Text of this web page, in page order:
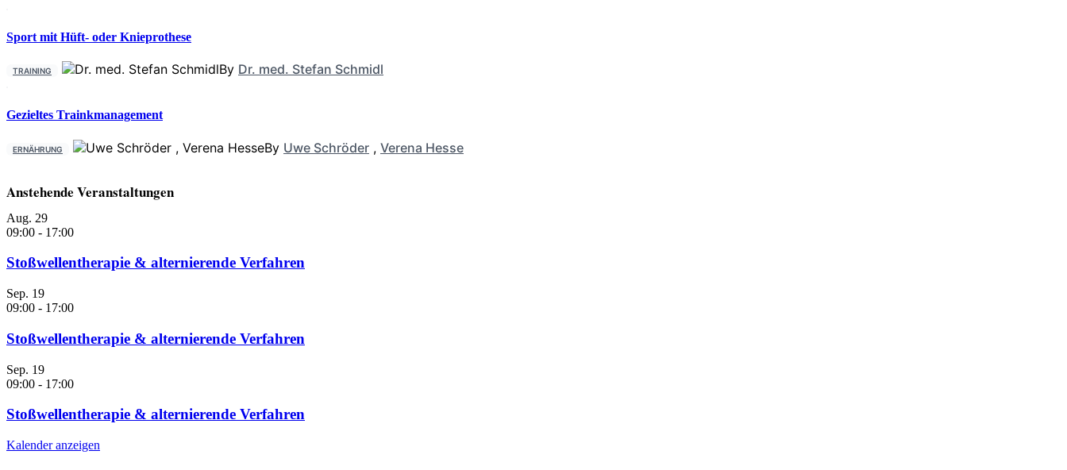
Sport mit Hüft- oder Knieprothese
TRAINING By Dr. med. Stefan Schmidl
Gezieltes Trainkmanagement
ERNÄHRUNG By Uwe Schröder , Verena Hesse
Anstehende Veranstaltungen
Aug. 29
09:00 - 17:00
Stoßwellentherapie & alternierende Verfahren
Sep. 19
09:00 - 17:00
Stoßwellentherapie & alternierende Verfahren
Sep. 19
09:00 - 17:00
Stoßwellentherapie & alternierende Verfahren
Kalender anzeigen